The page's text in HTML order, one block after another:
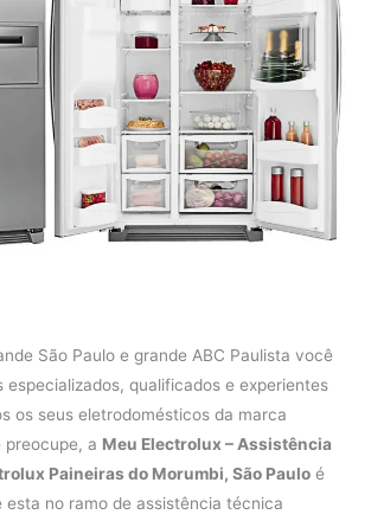
São Paulo e grande ABC Paulista você
qualificados e experientes
os seus eletrodomésticos da marca
preocupe, a Meu Electrolux – Assistência
Paineiras do Morumbi, São Paulo é
esta no ramo de assistência técnica